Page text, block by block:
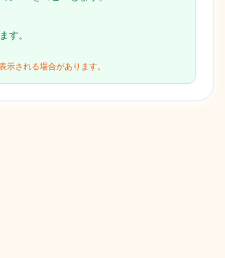
す。
される場合があります。